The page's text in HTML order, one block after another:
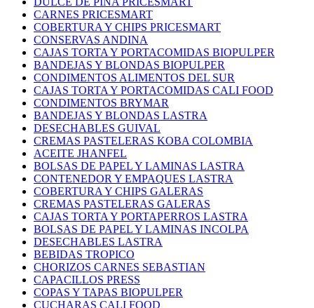
CARNES PRICESMART
COBERTURA Y CHIPS PRICESMART
CONSERVAS ANDINA
CAJAS TORTA Y PORTACOMIDAS BIOPULPER
BANDEJAS Y BLONDAS BIOPULPER
CONDIMENTOS ALIMENTOS DEL SUR
CAJAS TORTA Y PORTACOMIDAS CALI FOOD
CONDIMENTOS BRYMAR
BANDEJAS Y BLONDAS LASTRA
DESECHABLES GUIVAL
CREMAS PASTELERAS KOBA COLOMBIA
ACEITE JHANFEL
BOLSAS DE PAPEL Y LAMINAS LASTRA
CONTENEDOR Y EMPAQUES LASTRA
COBERTURA Y CHIPS GALERAS
CREMAS PASTELERAS GALERAS
CAJAS TORTA Y PORTAPERROS LASTRA
BOLSAS DE PAPEL Y LAMINAS INCOLPA
DESECHABLES LASTRA
BEBIDAS TROPICO
CHORIZOS CARNES SEBASTIAN
CAPACILLOS PRESS
COPAS Y TAPAS BIOPULPER
CUCHARAS CALI FOOD